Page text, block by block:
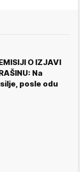
O IZJAVI
Na
posle odu